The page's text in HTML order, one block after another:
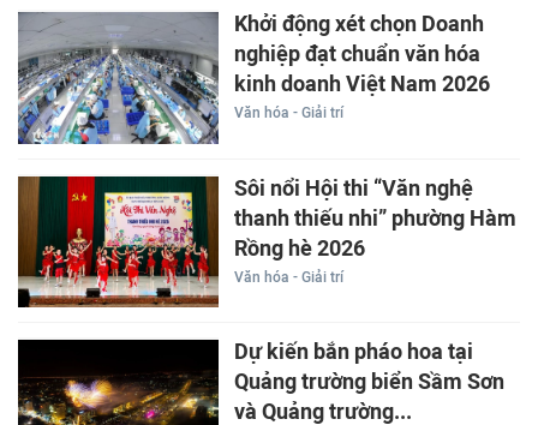
Khởi động xét chọn Doanh
nghiệp đạt chuẩn văn hóa
kinh doanh Việt Nam 2026
Văn hóa - Giải trí
Sôi nổi Hội thi “Văn nghệ
thanh thiếu nhi” phường Hàm
Rồng hè 2026
Văn hóa - Giải trí
Dự kiến bắn pháo hoa tại
Quảng trường biển Sầm Sơn
và Quảng trường...